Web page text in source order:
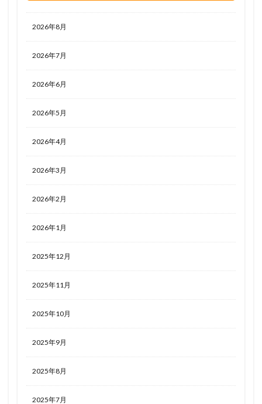
2026年8月
2026年7月
2026年6月
2026年5月
2026年4月
2026年3月
2026年2月
2026年1月
2025年12月
2025年11月
2025年10月
2025年9月
2025年8月
2025年7月